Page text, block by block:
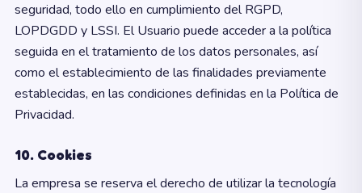
seguridad, todo ello en cumplimiento del RGPD,
LOPDGDD y LSSI. El Usuario puede acceder a la política
seguida en el tratamiento de los datos personales, así
como el establecimiento de las finalidades previamente
establecidas, en las condiciones definidas en la Política de
Privacidad.
10. Cookies
La empresa se reserva el derecho de utilizar la tecnología